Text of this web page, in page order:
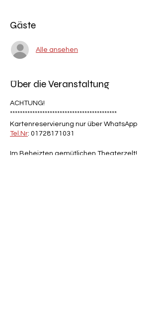
Gäste
Alle ansehen
Über die Veranstaltung
ACHTUNG!
*******************************************
Kartenreservierung nur über WhatsApp
Tel.Nr: 01728171031
Im Beheizten gemütlichen Theaterzelt!